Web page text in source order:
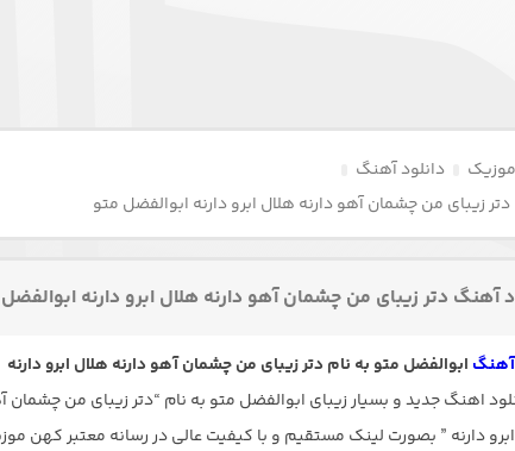
دانلود آهنگ
زیبای من چشمان آهو دارنه هلال ابرو دارنه ابوالفضل متو
آهنگ دتر زیبای من چشمان آهو دارنه هلال ابرو دارنه
آهنگ ابوالفضل متو به نام دتر زیبای من چشمان آهو دارنه هلال ابرو دارنه
اهنگ جدید و بسیار زیبای ابوالفضل متو به نام “دتر زیبای من چشمان
ابرو دارنه ” بصورت لینک مستقیم و با کیفیت عالی در رسانه معتبر کهن